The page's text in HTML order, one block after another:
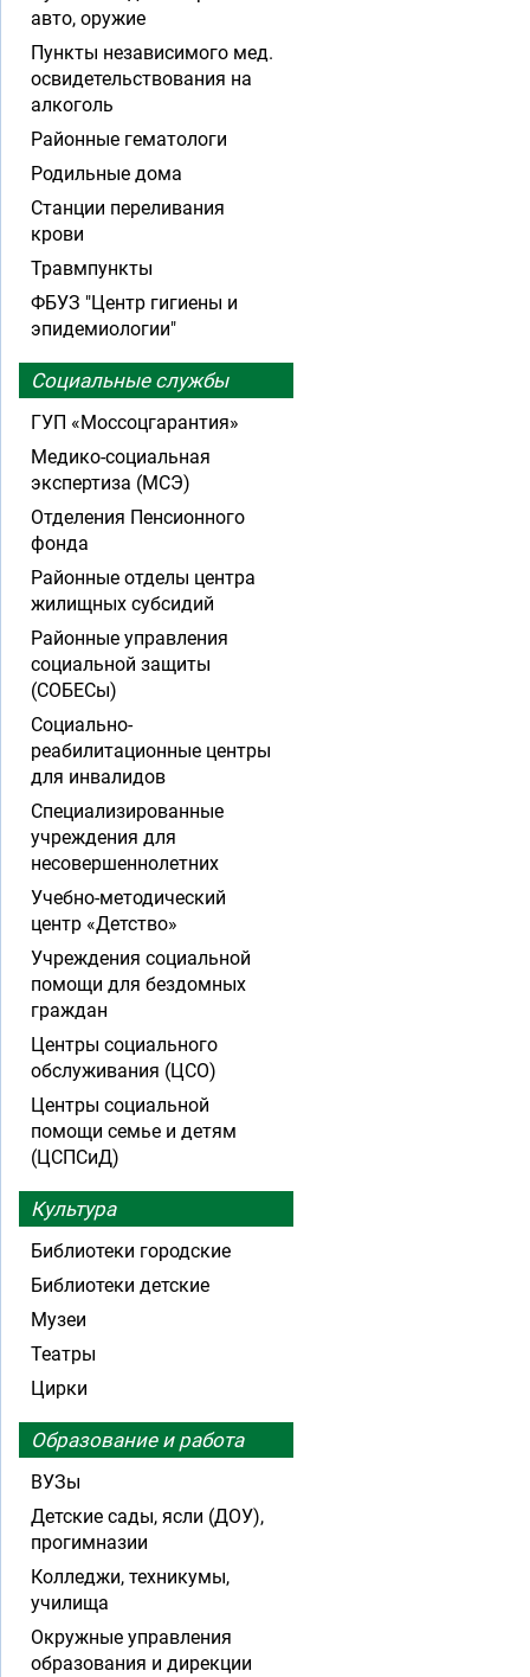
авто, оружие
Пункты независимого мед.
освидетельствования на
алкоголь
Районные гематологи
Родильные дома
Станции переливания
крови
Травмпункты
ФБУЗ "Центр гигиены и
эпидемиологии"
Социальные службы
ГУП «Моссоцгарантия»
Медико-социальная
экспертиза (МСЭ)
Отделения Пенсионного
фонда
Районные отделы центра
жилищных субсидий
Районные управления
социальной защиты
(СОБЕСы)
Социально-
реабилитационные центры
для инвалидов
Специализированные
учреждения для
несовершеннолетних
Учебно-методический
центр «Детство»
Учреждения социальной
помощи для бездомных
граждан
Центры социального
обслуживания (ЦСО)
Центры социальной
помощи семье и детям
(ЦСПСиД)
Культура
Библиотеки городские
Библиотеки детские
Музеи
Театры
Цирки
Образование и работа
ВУЗы
Детские сады, ясли (ДОУ),
прогимназии
Колледжи, техникумы,
училища
Окружные управления
образования и дирекции